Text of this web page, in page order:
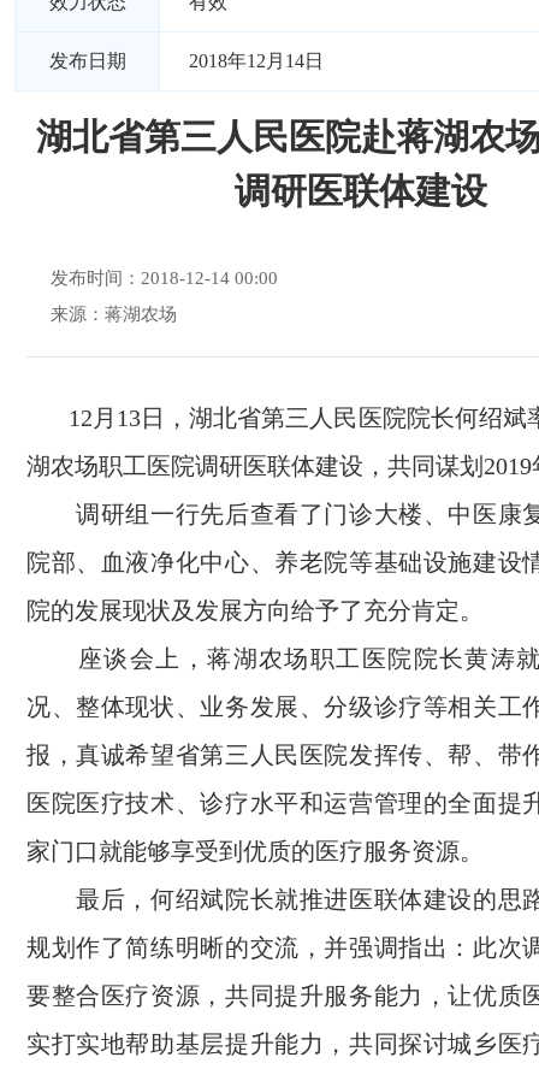
发布日期 2018年12月14日
湖北省第三人民医院赴蒋湖农
调研医联体建设
发布时间：2018-12-14 00:00
来源：蒋湖农场
12月13日，湖北省第三人民医院院长何绍斌
湖农场职工医院调研医联体建设，共同谋划
调研组一行先后查看了门诊大楼、中医康
院部、血液净化中心、养老院等基础设施建设
院的发展现状及发展方向给予了充分肯定。
座谈会上，蒋湖农场职工医院院长黄涛
况、整体现状、业务发展、分级诊疗等相关工
报，真诚希望省第三人民医院发挥传、帮、带
医院医疗技术、诊疗水平和运营管理的全面提
家门口就能够享受到优质的医疗服务资源。
最后，何绍斌院长就推进医联体建设的思
规划作了简练明晰的交流，并强调指出：此次
要整合医疗资源，共同提升服务能力，让优质
实打实地帮助基层提升能力，共同探讨城乡医